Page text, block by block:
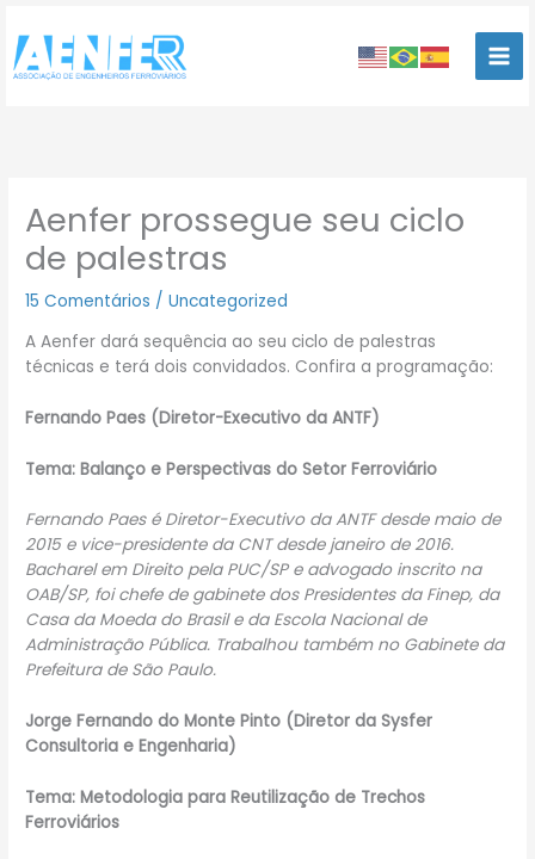
para
conteúdo
Aenfer prossegue seu ciclo
de palestras
15 Comentários /Uncategorized
A Aenfer dará sequência ao seu ciclo de palestras
técnicas e terá dois convidados. Confira a programação:
Fernando Paes (Diretor-Executivo da ANTF)
Tema: Balanço e Perspectivas do Setor Ferroviário
Fernando Paes é Diretor-Executivo da ANTF desde maio de
2015 e vice-presidente da CNT desde janeiro de 2016.
Bacharel em Direito pela PUC/SP e advogado inscrito na
OAB/SP, foi chefe de gabinete dos Presidentes da Finep, da
Casa da Moeda do Brasil e da Escola Nacional de
Administração Pública. Trabalhou também no Gabinete da
Prefeitura de São Paulo.
Jorge Fernando do Monte Pinto (Diretor da Sysfer
Consultoria e Engenharia)
Tema: Metodologia para Reutilização de Trechos
Ferroviários